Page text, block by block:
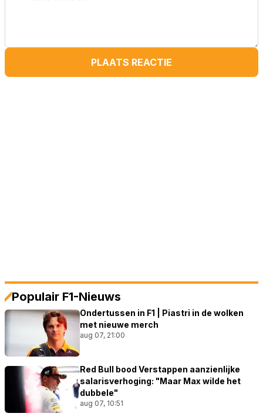
PLAATS REACTIE
Populair F1-Nieuws
Ondertussen in F1 | Piastri in de wolken
met nieuwe merch
aug 07, 21:00
Red Bull bood Verstappen aanzienlijke
salarisverhoging: "Maar Max wilde het
dubbele"
aug 07, 10:51